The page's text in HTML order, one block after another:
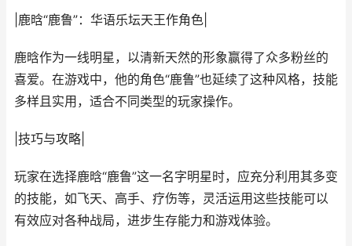
|鹿晗“鹿鲁”：华语乐坛天王作角色|
鹿晗作为一线明星，以清新天然的形象赢得了众多粉丝的
喜爱。在游戏中，他的角色“鹿鲁”也延续了这种风格，技能
多样且实用，适合不同类型的玩家操作。
|技巧与攻略|
玩家在选择鹿晗“鹿鲁”这一名字明星时，应充分利用其多变
的技能，如飞天、高手、疗伤等，灵活运用这些技能可以
有效应对各种战局，进步生存能力和游戏体验。